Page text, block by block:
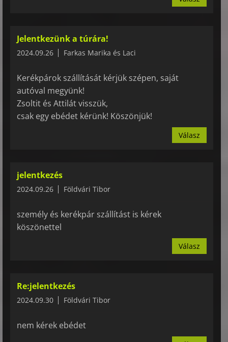
Jelentkezünk a túrára!
2024.09.26 Farkas Marika és Laci
Kerékpárok szállítását kérjük szépen, saját
autóval megyünk!
Zsoltit és Attilát visszük,
csak egy ebédet kérünk! Köszönjük!
Válasz
jelentkezés
2024.09.26 Földvári Tibor
személy és kerékpár szállítást is kérek
köszönettel
Válasz
Re:jelentkezés
2024.09.30 Földvári Tibor
nem kérek ebédet